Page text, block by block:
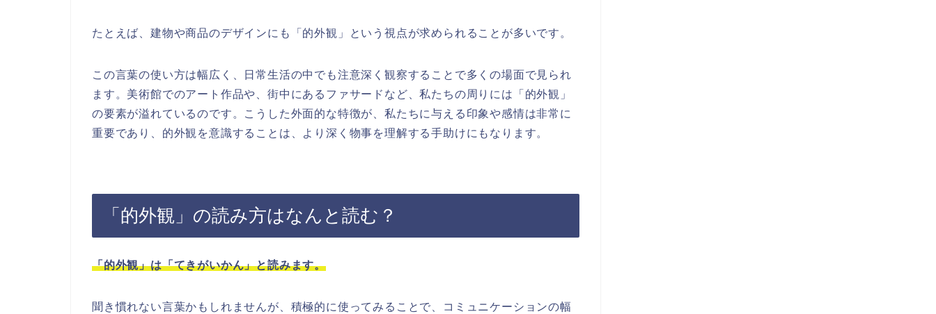
たとえば、建物や商品のデザインにも「的外観」という視点が求められることが多いです。
この言葉の使い方は幅広く、日常生活の中でも注意深く観察することで多くの場面で見られ
ます。美術館でのアート作品や、街中にあるファサードなど、私たちの周りには「的外観」
の要素が溢れているのです。こうした外面的な特徴が、私たちに与える印象や感情は非常に
重要であり、的外観を意識することは、より深く物事を理解する手助けにもなります。
「的外観」の読み方はなんと読む？
「的外観」は「てきがいかん」と読みます。
聞き慣れない言葉かもしれませんが、積極的に使ってみることで、コミュニケーションの幅